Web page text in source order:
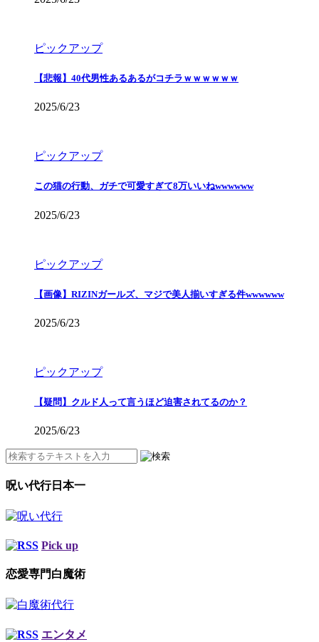
ピックアップ
【悲報】40代男性あるあるがコチラｗｗｗｗｗｗ
2025/6/23
ピックアップ
この猫の行動、ガチで可愛すぎて8万いいねwwwwww
2025/6/23
ピックアップ
【画像】RIZINガールズ、マジで美人揃いすぎる件wwwwww
2025/6/23
ピックアップ
【疑問】クルド人って言うほど迫害されてるのか？
2025/6/23
呪い代行日本一
Pick up
恋愛専門白魔術
エンタメ